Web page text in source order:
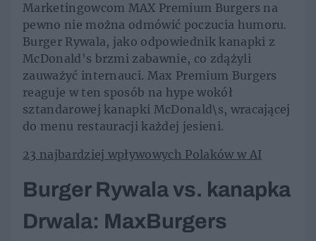
Marketingowcom MAX Premium Burgers na
pewno nie można odmówić poczucia humoru.
Burger Rywala, jako odpowiednik kanapki z
McDonald's brzmi zabawnie, co zdążyli
zauważyć internauci. Max Premium Burgers
reaguje w ten sposób na hype wokół
sztandarowej kanapki McDonald\s, wracającej
do menu restauracji każdej jesieni.
23 najbardziej wpływowych Polaków w AI
Burger Rywala vs. kanapka
Drwala: MaxBurgers